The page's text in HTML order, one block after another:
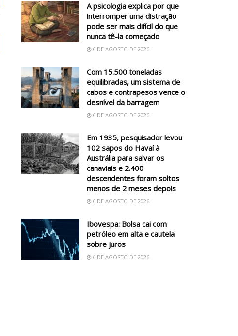
A psicologia explica por que
interromper uma distração
pode ser mais difícil do que
nunca tê-la começado
6 DE AGOSTO DE 2026
Com 15.500 toneladas
equilibradas, um sistema de
cabos e contrapesos vence o
desnível da barragem
6 DE AGOSTO DE 2026
Em 1935, pesquisador levou
102 sapos do Havaí à
Austrália para salvar os
canaviais e 2.400
descendentes foram soltos
menos de 2 meses depois
6 DE AGOSTO DE 2026
Ibovespa: Bolsa cai com
petróleo em alta e cautela
sobre juros
6 DE AGOSTO DE 2026